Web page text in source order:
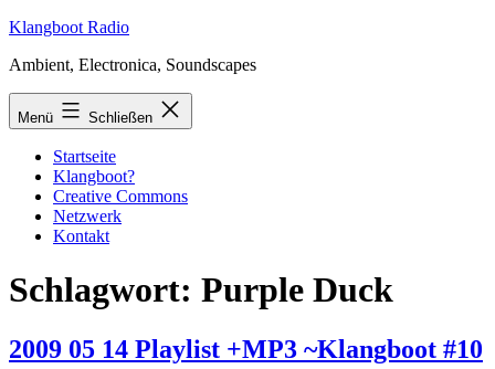
Zum
springen
Klangboot Radio
Ambient, Electronica, Soundscapes
Menü Schließen
Startseite
Klangboot?
Creative Commons
Netzwerk
Kontakt
Schlagwort: Purple Duck
2009 05 14 Playlist +MP3 ~Klangboot #10